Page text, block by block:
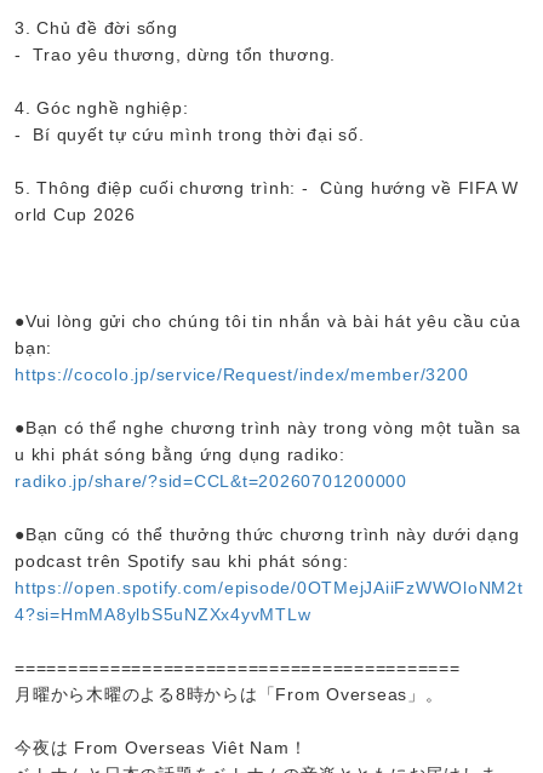
3. Chủ đề đời sống
- Trao yêu thương, dừng tổn thương.
4. Góc nghề nghiệp:
- Bí quyết tự cứu mình trong thời đại số.
5. Thông điệp cuối chương trình: - Cùng hướng về FIFA W
orld Cup 2026
●Vui lòng gửi cho chúng tôi tin nhắn và bài hát yêu cầu của
bạn:
https://cocolo.jp/service/Request/index/member/3200
●Bạn có thể nghe chương trình này trong vòng một tuần sa
u khi phát sóng bằng ứng dụng radiko:
radiko.jp/share/?sid=CCL&t=20260701200000
●Bạn cũng có thể thưởng thức chương trình này dưới dạng
podcast trên Spotify sau khi phát sóng:
https://open.spotify.com/episode/0OTMejJAiiFzWWOloNM2t
4?si=HmMA8ylbS5uNZXx4yvMTLw
==========================================
月曜から木曜のよる8時からは「From Overseas」。
今夜は From Overseas Viêt Nam！